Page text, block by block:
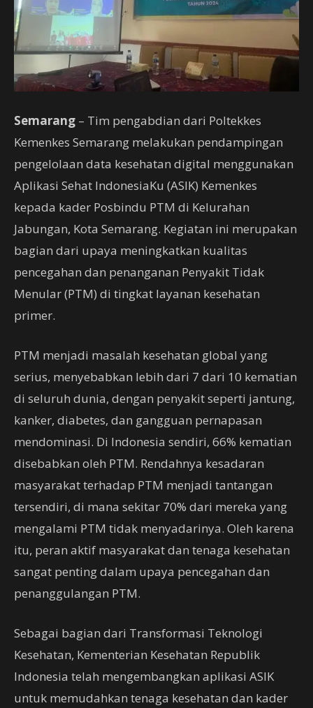
Semarang – Tim pengabdian dari Poltekkes
Kemenkes Semarang melakukan pendampingan
pengelolaan data kesehatan digital menggunakan
Aplikasi Sehat IndonesiaKu (ASIK) Kemenkes
kepada kader Posbindu PTM di Kelurahan
Jabungan, Kota Semarang. Kegiatan ini merupakan
bagian dari upaya meningkatkan kualitas
pencegahan dan penanganan Penyakit Tidak
Menular (PTM) di tingkat layanan kesehatan
primer.
PTM menjadi masalah kesehatan global yang
serius, menyebabkan lebih dari 7 dari 10 kematian
di seluruh dunia, dengan penyakit seperti jantung,
kanker, diabetes, dan gangguan pernapasan
mendominasi. Di Indonesia sendiri, 66% kematian
disebabkan oleh PTM. Rendahnya kesadaran
masyarakat terhadap PTM menjadi tantangan
tersendiri, di mana sekitar 70% dari mereka yang
mengalami PTM tidak menyadarinya. Oleh karena
itu, peran aktif masyarakat dan tenaga kesehatan
sangat penting dalam upaya pencegahan dan
penanggulangan PTM.
Sebagai bagian dari Transformasi Teknologi
Kesehatan, Kementerian Kesehatan Republik
Indonesia telah mengembangkan aplikasi ASIK
untuk memudahkan tenaga kesehatan dan kader